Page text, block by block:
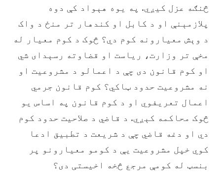
څنګه عزل کيږي. په يوه هېواد کې دوه
پلازمېنې او د کابل او کندهار تر منځ د واک
د وېش معیارونه کوم دي؟ څوک د کوم معیار له
مخې تر وزارت، ریاست او قضاوته رسېدای شي
او کوم قانون دی چې د اعمالو د مشروعیت او
نه مشروعیت حدود ټاکي؟ کوم قانون جرمي
اعمال تعریفوي او د کوم قانون په اساس یو
څوک محاکمه کېږي. د قاضي د صلاحیت حدود کوم
دي او دغه قاضي چې د شریعت د تطبیق ادعا
کوي خپل مشروعیت یې د کومو معیارونو پر
بنسټ له کومې مرجع څخه اخیستی دی؟